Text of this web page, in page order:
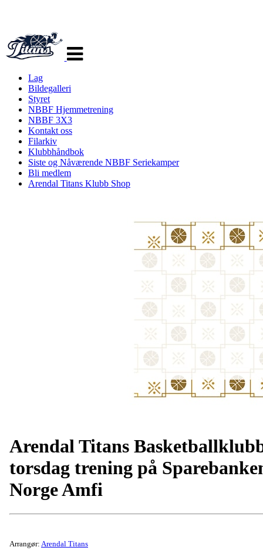
navigasjon
Lag
Bildegalleri
Styret
NBBF Hjemmetrening
NBBF 3X3
Kontakt oss
Filarkiv
Klubbhåndbok
Siste og Nåværende NBBF Seriekamper
Bli medlem
Arendal Titans Klubb Shop
Arendal Titans
torsdag trening på
Norge Amfi
Arrangør: Arendal Titans